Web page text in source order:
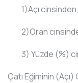
1)Açı cinsinden,
2)Oran
3) Yüzde (%)
Çatı Eğiminin